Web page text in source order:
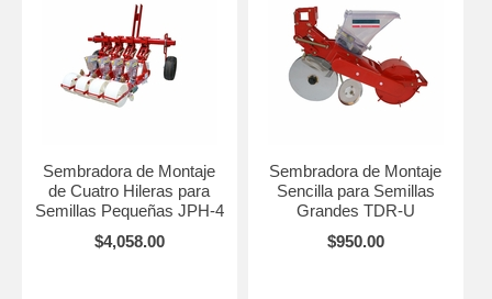
Sembradora de Montaje
de Cuatro Hileras para
Semillas Pequeñas JPH-4
$4,058.00
Sembradora de Montaje
Sencilla para Semillas
Grandes TDR-U
$950.00